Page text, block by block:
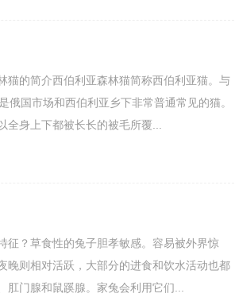
猫的简介西伯利亚森林猫简称西伯利亚猫。与
国市场和西伯利亚乡下非常普通常见的猫。
身上下都被长长的被毛所覆...
征？草食性的兔子胆孝敏感。容易被外界惊
晚则相对活跃，大部分的进食和饮水活动也都
门腺和鼠蹊腺。家兔会利用它们...